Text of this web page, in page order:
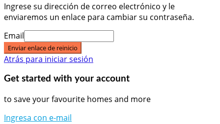
Ingrese su dirección de correo electrónico y le
enviaremos un enlace para cambiar su contraseña.
Email
Enviar enlace de reinicio
Atrás para iniciar sesión
Get started with your account
to save your favourite homes and more
Ingresa con e-mail